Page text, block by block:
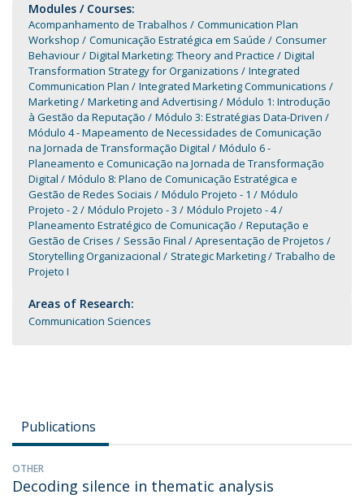
Modules / Courses:
Acompanhamento de Trabalhos
Communication Plan
Workshop
Comunicação Estratégica em Saúde
Consumer
Behaviour
Digital Marketing: Theory and Practice
Digital
Transformation Strategy for Organizations
Integrated
Communication Plan
Integrated Marketing Communications
Marketing
Marketing and Advertising
Módulo 1: Introdução
à Gestão da Reputação
Módulo 3: Estratégias Data-Driven
Módulo 4 - Mapeamento de Necessidades de Comunicação
na Jornada de Transformação Digital
Módulo 6 -
Planeamento e Comunicação na Jornada de Transformação
Digital
Módulo 8: Plano de Comunicação Estratégica e
Gestão de Redes Sociais
Módulo Projeto - 1
Módulo
Projeto - 2
Módulo Projeto - 3
Módulo Projeto - 4
Planeamento Estratégico de Comunicação
Reputação e
Gestão de Crises
Sessão Final / Apresentação de Projetos
Storytelling Organizacional
Strategic Marketing
Trabalho de
Projeto I
Areas of Research:
Communication Sciences
Publications
OTHER
Decoding silence in thematic analysis